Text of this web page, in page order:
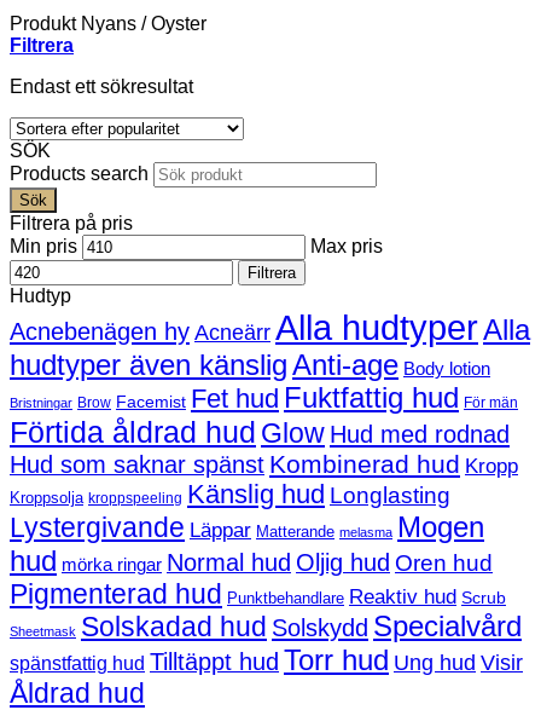
Produkt Nyans /Oyster
Filtrera
Endast ett sökresultat
SÖK
Products search
Sök
Filtrera på pris
Min pris
Max pris
Filtrera
Hudtyp
Acnebenägen hy Acneärr Alla hudtyperAlla
hudtyper även känsligAnti-age Body lotion
Bristningar Brow Facemist Fet hud Fuktfattig hud För män
Förtida åldrad hud Glow Hud med rodnad
Hud som saknar spänst Kombinerad hud Kropp
Kroppsolja kroppspeeling Känslig hud Longlasting
Lystergivande Läppar Matterande melasma Mogen
hud mörka ringar Normal hud Oljig hud Oren hud
Pigmenterad hud Punktbehandlare Reaktiv hud Scrub
Sheetmask Solskadad hud Solskydd Specialvård
spänstfattig hud Tilltäppt hud Torr hud Ung hud Visir
Åldrad hud